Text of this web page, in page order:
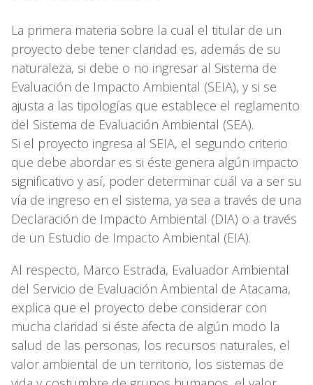
La primera materia sobre la cual el titular de un
proyecto debe tener claridad es, además de su
naturaleza, si debe o no ingresar al Sistema de
Evaluación de Impacto Ambiental (SEIA), y si se
ajusta a las tipologías que establece el reglamento
del Sistema de Evaluación Ambiental (SEA).
Si el proyecto ingresa al SEIA, el segundo criterio
que debe abordar es si éste genera algún impacto
significativo y así, poder determinar cuál va a ser su
vía de ingreso en el sistema, ya sea a través de una
Declaración de Impacto Ambiental (DIA) o a través
de un Estudio de Impacto Ambiental (EIA).
Al respecto, Marco Estrada, Evaluador Ambiental
del Servicio de Evaluación Ambiental de Atacama,
explica que el proyecto debe considerar con
mucha claridad si éste afecta de algún modo la
salud de las personas, los recursos naturales, el
valor ambiental de un territorio, los sistemas de